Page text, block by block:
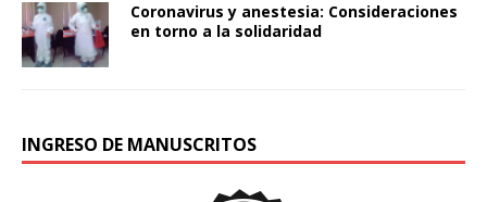
Coronavirus y anestesia: Consideraciones
en torno a la solidaridad
INGRESO DE MANUSCRITOS